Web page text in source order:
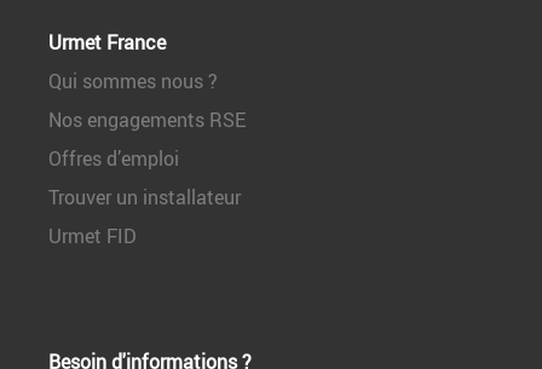
Urmet France
Qui sommes nous ?
Nos engagements RSE
Offres d’emploi
Trouver un installateur
Urmet FID
Besoin d'informations ?